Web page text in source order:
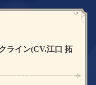
ライン(CV.江口 拓